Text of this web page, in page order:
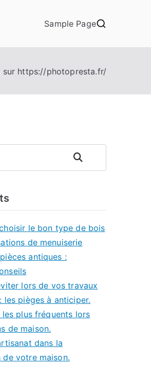
Sample Page
sur https://photopresta.fr/
Rechercher
le bon type de bois
de menuiserie
antiques :
lors de vos travaux
les pièges à anticiper.
plus fréquents lors
de maison.
dans la
votre maison.